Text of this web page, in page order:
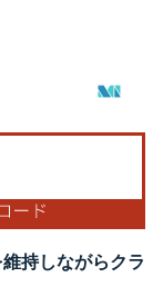
示が必要です。
持しながらクラ